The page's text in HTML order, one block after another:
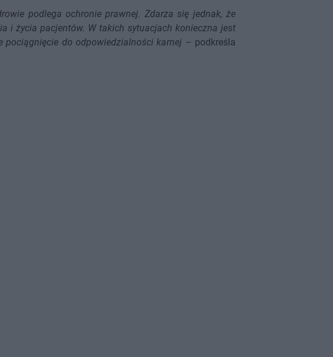
podlega ochronie prawnej. Zdarza się jednak, że
i życia pacjentów. W takich sytuacjach konieczna jest
pociągnięcie do odpowiedzialności karnej – podkreśla